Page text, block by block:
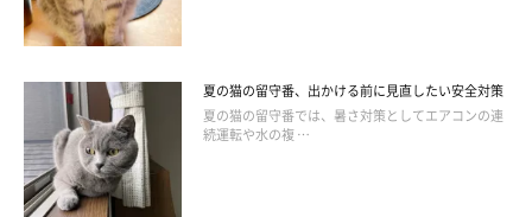
「隙間から肉球を差し入れる」という行動で、飼い主さんや見て
いる人たちをほっこりさせてくれた、おちゃまるくん。
夏の猫の留守番、出かける前に見直したい安全対策
夏の猫の留守番では、暑さ対策としてエアコンの連
続運転や水の複 …